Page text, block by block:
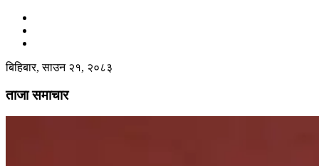
बिहिबार, साउन २१, २०८३
ताजा समाचार